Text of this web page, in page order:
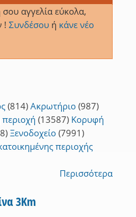
αγγελία εύκολα,
! Συνδέσουή κάνε νέο
(814) Ακρωτήριο (987)
(13587) Κορυφή
Ξενοδοχείο (7991)
περιοχής
Περισσότερα
3Km